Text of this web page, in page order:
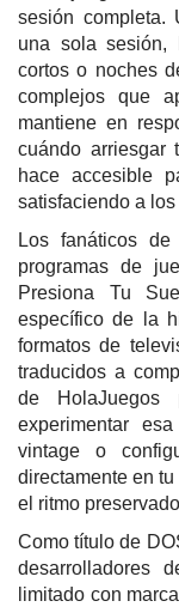
sesión completa.
una sola
cortos o noches
complejos que
mantiene en
cuándo arriesgar
hace accesible
satisfaciendo a
Los fanáticos
programas de
Presiona Tu
específico de la
formatos de
traducidos a
de HolaJuegos
experimentar
vintage o
directamente en
el ritmo
Como título de
desarrolladores
limitado con